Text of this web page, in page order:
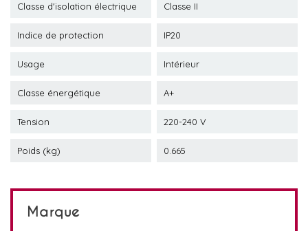
Classe d'isolation électrique Classe II
Indice de protection IP20
Usage Intérieur
Classe énergétique A+
Tension 220-240 V
Poids (kg) 0.665
Marque